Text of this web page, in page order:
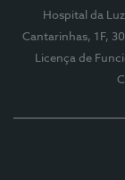
Hospital da
Cantarinhas, 1F,
Licença de